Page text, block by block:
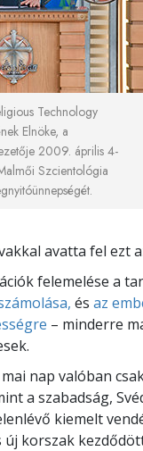
Technology
Elnöke, a
2009. április 4-
Szcientológia
avatta fel ezt
felemelése a
és az
– minderre
nap valóban
a szabadság,
kiemelt
korszak